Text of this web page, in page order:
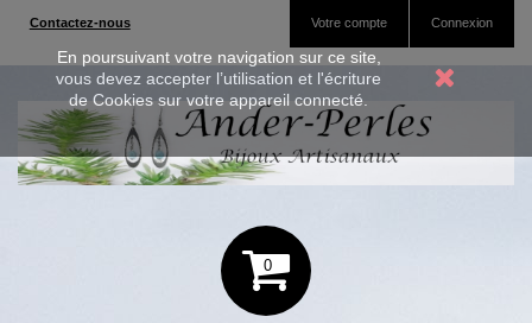
En poursuivant votre navigation sur ce site,
vous devez accepter l’utilisation et l'écriture
de Cookies sur votre appareil connecté.
Connexion
Votre compte
Contactez-nous
0